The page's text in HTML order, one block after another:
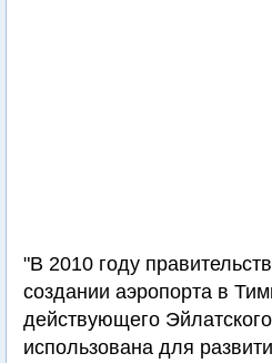
"В 2010 году
создании аэропорта в
действующего
использована для